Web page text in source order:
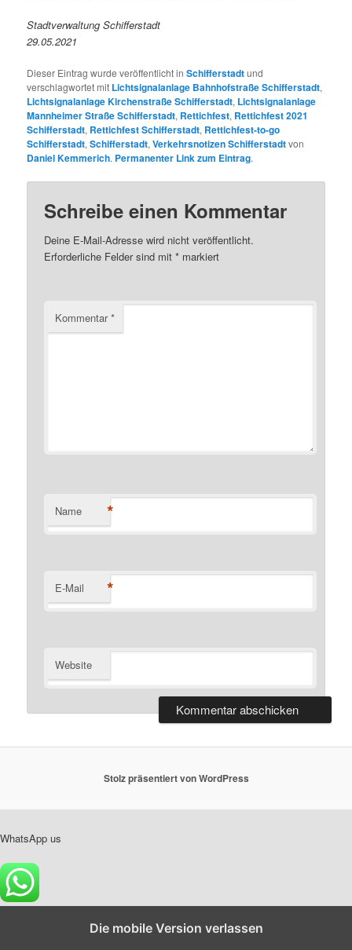
Stadtverwaltung Schifferstadt
29.05.2021
Dieser Eintrag wurde veröffentlicht inSchifferstadtund
verschlagwortet mit Lichtsignalanlage Bahnhofstraße Schifferstadt,
Lichtsignalanlage Kirchenstraße Schifferstadt, Lichtsignalanlage
Mannheimer Straße Schifferstadt, Rettichfest, Rettichfest 2021
Schifferstadt, Rettichfest Schifferstadt, Rettichfest-to-go
Schifferstadt,Schifferstadt,Verkehrsnotizen Schifferstadtvon
Daniel Kemmerich. Permanenter Link zum Eintrag.
Schreibe einen Kommentar
Deine E-Mail-Adresse wird nicht veröffentlicht.
Erforderliche Felder sind mit* markiert
Kommentar*
Name *
E-Mail *
Website
Stolz präsentiert von WordPress
WhatsApp us
Die mobile Version verlassen